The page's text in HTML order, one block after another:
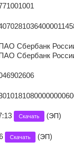
Сбербанк
Сбербанк
Скачать (ЭП)
Скачать (ЭП)